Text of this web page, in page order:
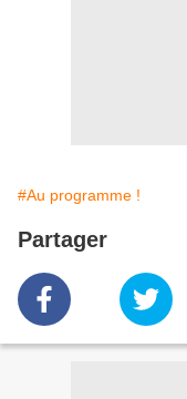
#Au programme !
Partager